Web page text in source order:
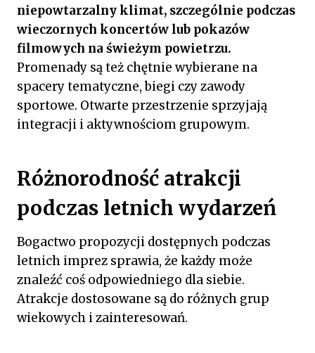
niepowtarzalny klimat, szczególnie podczas
wieczornych koncertów lub pokazów
filmowych na świeżym powietrzu.
Promenady są też chętnie wybierane na
spacery tematyczne, biegi czy zawody
sportowe. Otwarte przestrzenie sprzyjają
integracji i aktywnościom grupowym.
Różnorodność atrakcji
podczas letnich wydarzeń
Bogactwo propozycji dostępnych podczas
letnich imprez sprawia, że każdy może
znaleźć coś odpowiedniego dla siebie.
Atrakcje dostosowane są do różnych grup
wiekowych i zainteresowań.